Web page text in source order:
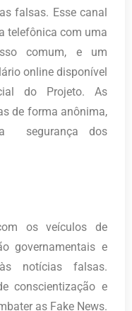
falsas. Esse canal
telefônica com uma
comum, e um
online disponível
do Projeto. As
de forma anônima,
segurança dos
os veículos de
governamentais e
notícias falsas.
conscientização e
as Fake News.